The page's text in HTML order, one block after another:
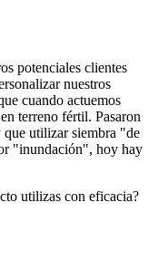
potenciales clientes
nuestros
cuando actuemos
terreno fértil. Pasaron
utilizar siembra "de
"inundación", hoy hay
utilizas con eficacia?